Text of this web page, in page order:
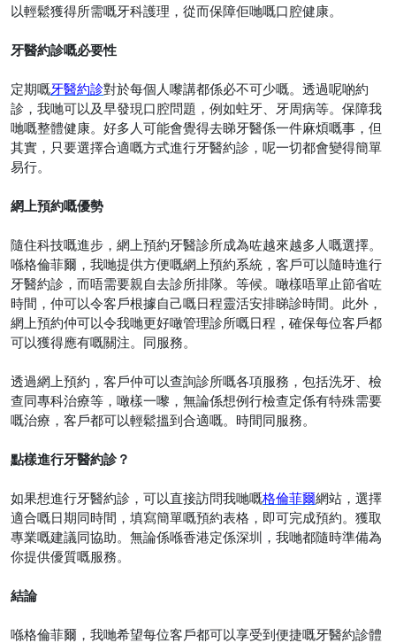
以輕鬆獲得所需嘅牙科護理，從而保障佢哋嘅口腔健康。
牙醫約診嘅必要性
定期嘅牙醫約診對於每個人嚟講都係必不可少嘅。透過呢啲約
診，我哋可以及早發現口腔問題，例如蛀牙、牙周病等。保障我
哋嘅整體健康。好多人可能會覺得去睇牙醫係一件麻煩嘅事，但
其實，只要選擇合適嘅方式進行牙醫約診，呢一切都會變得簡單
易行。
網上預約嘅優勢
隨住科技嘅進步，網上預約牙醫診所成為咗越來越多人嘅選擇。
喺格倫菲爾，我哋提供方便嘅網上預約系統，客戶可以隨時進行
牙醫約診，而唔需要親自去診所排隊。等候。噉樣唔單止節省咗
時間，仲可以令客戶根據自己嘅日程靈活安排睇診時間。此外，
網上預約仲可以令我哋更好噉管理診所嘅日程，確保每位客戶都
可以獲得應有嘅關注。同服務。
透過網上預約，客戶仲可以查詢診所嘅各項服務，包括洗牙、檢
查同專科治療等，噉樣一嚟，無論係想例行檢查定係有特殊需要
嘅治療，客戶都可以輕鬆搵到合適嘅。時間同服務。
點樣進行牙醫約診？
如果想進行牙醫約診，可以直接訪問我哋嘅格倫菲爾網站，選擇
適合嘅日期同時間，填寫簡單嘅預約表格，即可完成預約。獲取
專業嘅建議同協助。無論係喺香港定係深圳，我哋都隨時準備為
你提供優質嘅服務。
結論
喺格倫菲爾，我哋希望每位客戶都可以享受到便捷嘅牙醫約診體